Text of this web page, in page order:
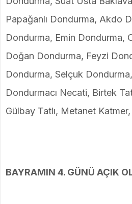
Papağanlı Dondurma, Akdo
Dondurma, Emin Dondurma,
Doğan Dondurma, Feyzi
Dondurma, Selçuk
Dondurmacı Necati, Birtek
Gülbay Tatlı, Metanet
BAYRAMIN 4. GÜNÜ AÇIK